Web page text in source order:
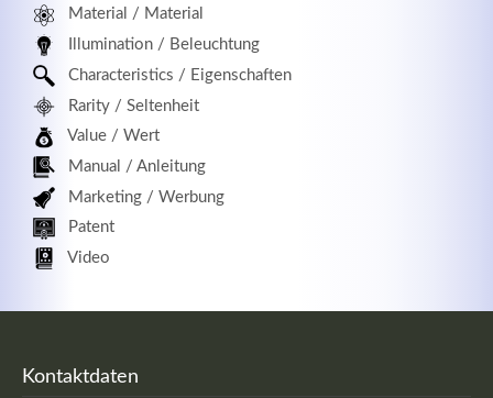
Material / Material
Illumination / Beleuchtung
Characteristics / Eigenschaften
Rarity / Seltenheit
Value / Wert
Manual / Anleitung
Marketing / Werbung
Patent
Video
Kontaktdaten